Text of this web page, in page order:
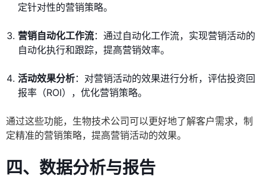
定针对性的营销策略。
营销自动化工作流：通过自动化工作流，实现营销活动的
自动化执行和跟踪，提高营销效率。
活动效果分析：对营销活动的效果进行分析，评估投资回
报率（ROI），优化营销策略。
通过这些功能，生物技术公司可以更好地了解客户需求，制
定精准的营销策略，提高营销活动的效果。
四、数据分析与报告